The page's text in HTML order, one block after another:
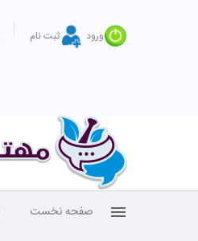
ورود ثبت نام
صفحه نخست